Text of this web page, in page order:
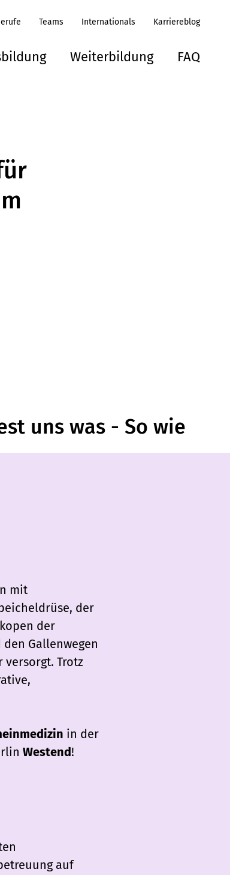
Teams Internationals Karriereblog
Weiterbildung FAQ
uns was - So wie
mit
der
der
Gallenwegen
Trotz
in der
Westend!
auf